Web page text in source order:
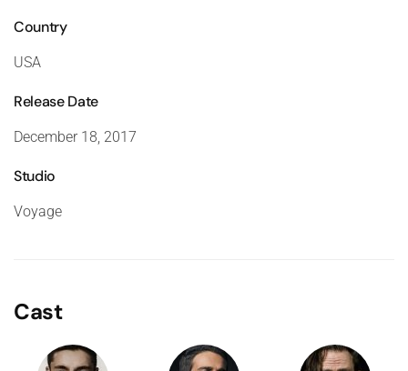
Country
USA
Release Date
December 18, 2017
Studio
Voyage
Cast